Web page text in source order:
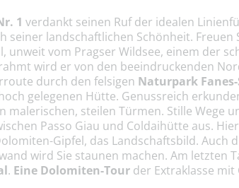
1 verdankt seinen Ruf der idealen
landschaftlichen Schönheit. Freuen
unweit vom Pragser Wildsee, einem der
wird er von den beeindruckenden
durch den felsigen Naturpark Fanes-
gelegenen Hütte. Genussreich
malerischen, steilen Türmen. Stille Wege
Passo Giau und Coldaihütte aus.
Gipfel, das Landschaftsbild. Auch
wird Sie staunen machen. Am letzten
. Eine Dolomiten-Tour der Extraklasse